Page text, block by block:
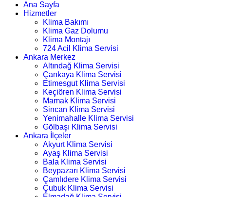
Ana Sayfa
Hizmetler
Klima Bakımı
Klima Gaz Dolumu
Klima Montajı
724 Acil Klima Servisi
Ankara Merkez
Altındağ Klima Servisi
Çankaya Klima Servisi
Etimesgut Klima Servisi
Keçiören Klima Servisi
Mamak Klima Servisi
Sincan Klima Servisi
Yenimahalle Klima Servisi
Gölbaşı Klima Servisi
Ankara İlçeler
Akyurt Klima Servisi
Ayaş Klima Servisi
Bala Klima Servisi
Beypazarı Klima Servisi
Çamlıdere Klima Servisi
Çubuk Klima Servisi